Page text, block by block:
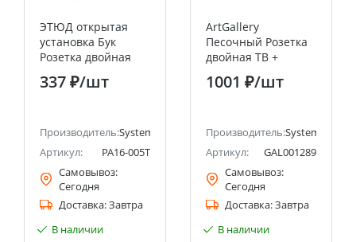
(ранее Schneider Electric)
ЭТЮД открытая
установка Бук
Розетка двойная
без заземления
Systeme Electric
337 ₽/шт
Производитель:Systeme Electric (ранее Schneider Electric)
Артикул:
PA16-005T
Самовывоз:
Сегодня
Доставка:Завтра
В наличии
ArtGallery
Песочный Розетка
двойная ТВ +
компьютерная RJ45,
кат. 5Е Systeme
1001 ₽/шт
Производитель:Systeme
Артикул:
GAL001289
Самовывоз:
Сегодня
Доставка:Завтра
В наличии